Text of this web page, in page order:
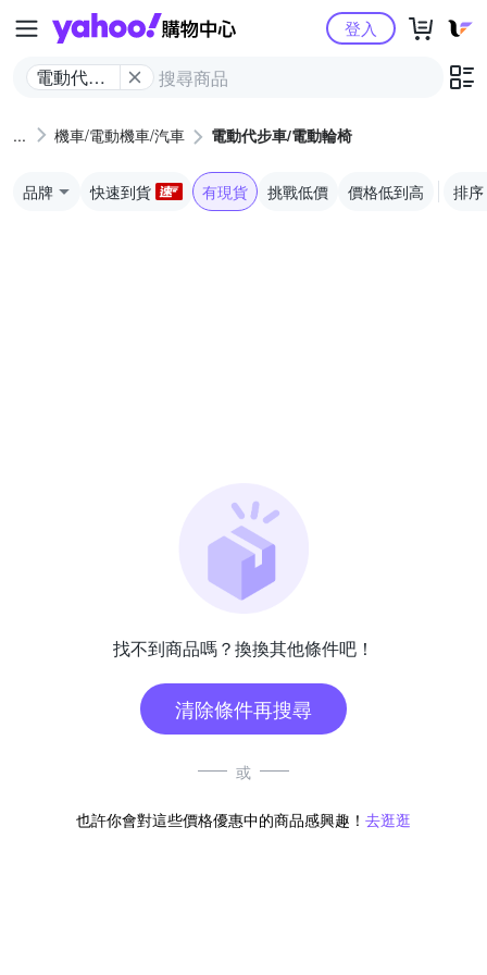
Yahoo購物中心
電動代步
椅
登入
機車/電動機車/汽車 電動代步車/電動輪椅
品牌 快速到貨 有現貨 挑戰低價 價格低到高 排序
找不到商品嗎？換換其他條件吧！
清除條件再搜尋
或
也許你會對這些價格優惠中的商品感興趣！ 去逛逛